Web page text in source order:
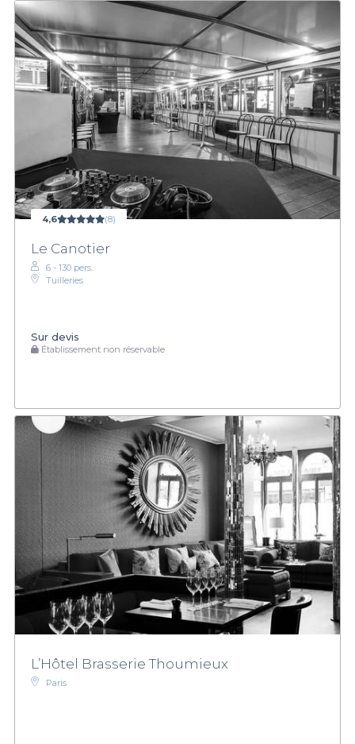
4,6 (8)
Le Canotier
6 - 130 pers.
Tuilleries
Sur devis
Établissement non réservable
L’Hôtel Brasserie Thoumieux
Paris